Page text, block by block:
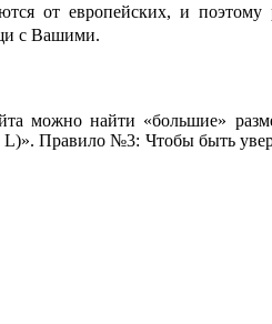
от европейских, и поэтому
с Вашими.
можно найти «большие»
Правило №3: Чтобы быть